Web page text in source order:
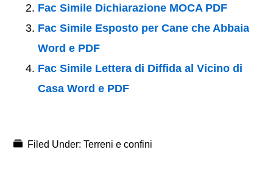
Fac Simile Dichiarazione MOCA PDF
Fac Simile Esposto per Cane che Abbaia
Word e PDF
Fac Simile Lettera di Diffida al Vicino di
Casa Word e PDF
Filed Under:Terreni e confini